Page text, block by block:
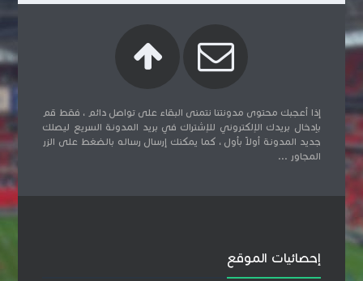
إذا أعجبك محتوى مدونتنا نتمنى البقاء على تواصل دائم ، فقط قم
بإدخال بريدك الإلكتروني للإشتراك في بريد المدونة السريع ليصلك
جديد المدونة أولاً بأول ، كما يمكنك إرسال رساله بالضغط على الزر
المجاور ...
إحصائيات الموقع